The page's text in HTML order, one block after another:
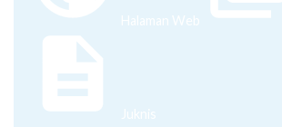
Halaman Web
Juknis